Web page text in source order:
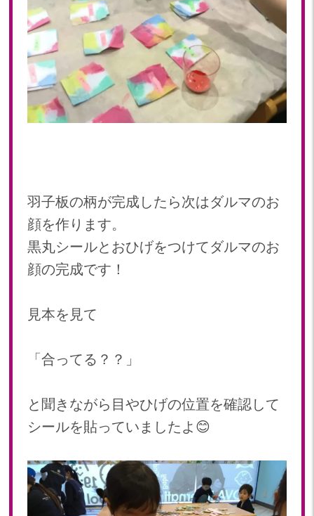
羽子板の柄が完成したら次はダルマのお
顔を作ります。
黒丸シールとおひげをつけてダルマのお
顔の完成です！
見本を見て
「合ってる？？」
と聞きながら目やひげの位置を確認して
シールを貼っていましたよ😊